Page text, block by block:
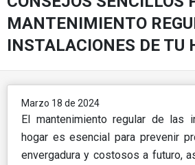
MANTENIMIENTO
INSTALACIONES DE TU
Marzo 18 de 2024
El mantenimiento regular de las
hogar es esencial para prevenir
envergadura y costosos a futuro,